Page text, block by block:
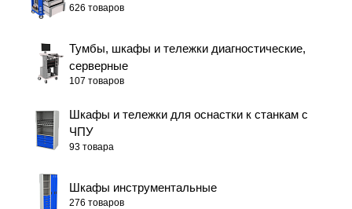
626 товаров
Тумбы, шкафы и тележки диагностические,
серверные
107 товаров
Шкафы и тележки для оснастки к станкам с
ЧПУ
93 товара
Шкафы инструментальные
276 товаров